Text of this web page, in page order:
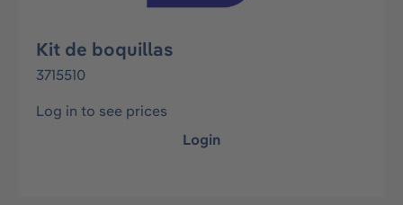
Kit de boquillas
3715510
Log in to see prices
Login